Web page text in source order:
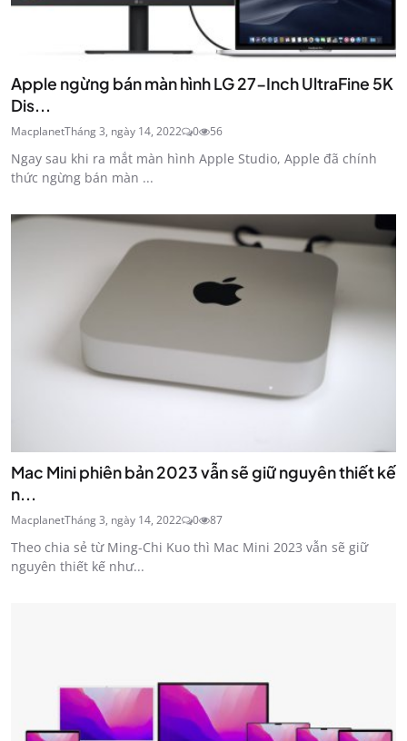
Apple ngừng bán màn hình LG 27-Inch UltraFine 5K
Dis...
MacplanetTháng 3, ngày 14, 2022 0 56
Ngay sau khi ra mắt màn hình Apple Studio, Apple đã chính
thức ngừng bán màn ...
Mac Mini phiên bản 2023 vẫn sẽ giữ nguyên thiết kế
n...
MacplanetTháng 3, ngày 14, 2022 0 87
Theo chia sẻ từ Ming-Chi Kuo thì Mac Mini 2023 vẫn sẽ giữ
nguyên thiết kế như...